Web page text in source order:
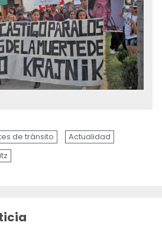
de tránsito
Actualidad